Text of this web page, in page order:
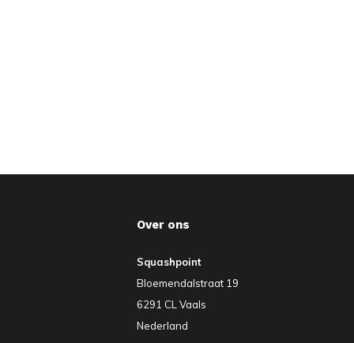
Over ons
Squashpoint
Bloemendalstraat 19
6291 CL Vaals
Nederland